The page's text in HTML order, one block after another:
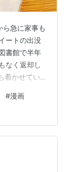
急に家事も
ートの出没
書館で半年
なく返却し
着かせてい
TRAP トリ
状図鑑 フ
キャラメル
妻 後ハッピ
かない恋
#漫画